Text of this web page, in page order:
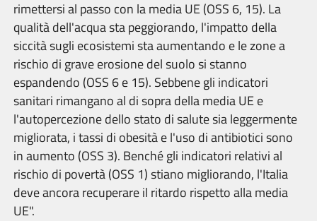
rimettersi al passo con la media UE (OSS 6, 15). La
qualità dell'acqua sta peggiorando, l'impatto della
siccità sugli ecosistemi sta aumentando e le zone a
rischio di grave erosione del suolo si stanno
espandendo (OSS 6 e 15). Sebbene gli indicatori
sanitari rimangano al di sopra della media UE e
l'autopercezione dello stato di salute sia leggermente
migliorata, i tassi di obesità e l'uso di antibiotici sono
in aumento (OSS 3). Benché gli indicatori relativi al
rischio di povertà (OSS 1) stiano migliorando, l'Italia
deve ancora recuperare il ritardo rispetto alla media
UE".